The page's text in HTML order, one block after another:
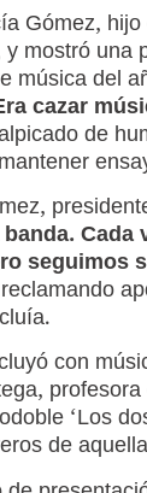
Gómez,
mostró una
música del
cazar
de
seguimos
con
‘Los
de